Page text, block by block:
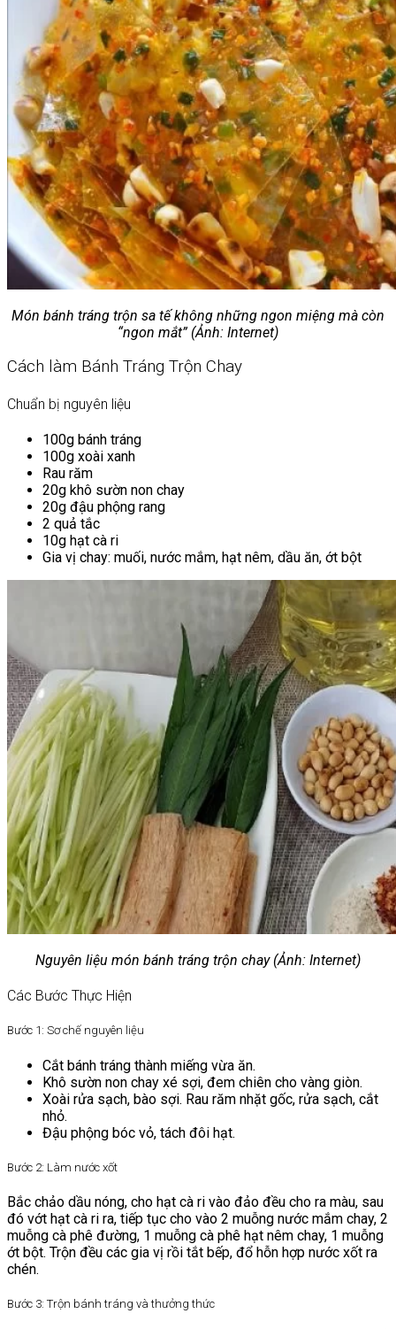
Món bánh tráng trộn sa tế không những ngon miệng mà còn
“ngon mắt” (Ảnh: Internet)
Cách làm Bánh Tráng Trộn Chay
Chuẩn bị nguyên liệu
100g bánh tráng
100g xoài xanh
Rau răm
20g khô sườn non chay
20g đậu phộng rang
2 quả tắc
10g hạt cà ri
Gia vị chay: muối, nước mắm, hạt nêm, dầu ăn, ớt bột
Nguyên liệu món bánh tráng trộn chay (Ảnh: Internet)
Các Bước Thực Hiện
Bước 1: Sơ chế nguyên liệu
Cắt bánh tráng thành miếng vừa ăn.
Khô sườn non chay xé sợi, đem chiên cho vàng giòn.
Xoài rửa sạch, bào sợi. Rau răm nhặt gốc, rửa sạch, cắt
nhỏ.
Đậu phộng bóc vỏ, tách đôi hạt.
Bước 2: Làm nước xốt
Bắc chảo dầu nóng, cho hạt cà ri vào đảo đều cho ra màu, sau
đó vớt hạt cà ri ra, tiếp tục cho vào 2 muỗng nước mắm chay, 2
muỗng cà phê đường, 1 muỗng cà phê hạt nêm chay, 1 muỗng
ớt bột. Trộn đều các gia vị rồi tắt bếp, đổ hỗn hợp nước xốt ra
chén.
Bước 3: Trộn bánh tráng và thưởng thức